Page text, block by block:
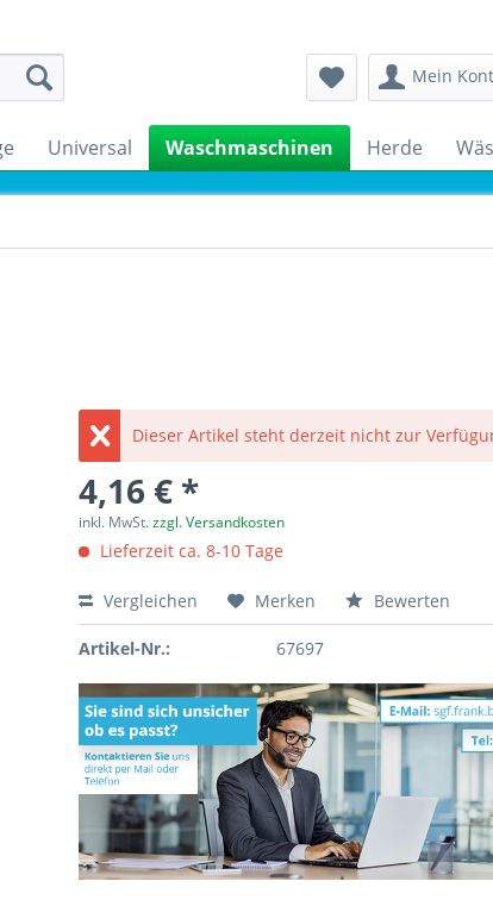
Mein
Universal Waschmaschinen Herde
Dieser Artikel steht derzeit nicht zur
4,16 € *
inkl. MwSt.zzgl. Versandkosten
Lieferzeit ca. 8-10 Tage
Vergleichen Merken Bewerten
Artikel-Nr.: 67697